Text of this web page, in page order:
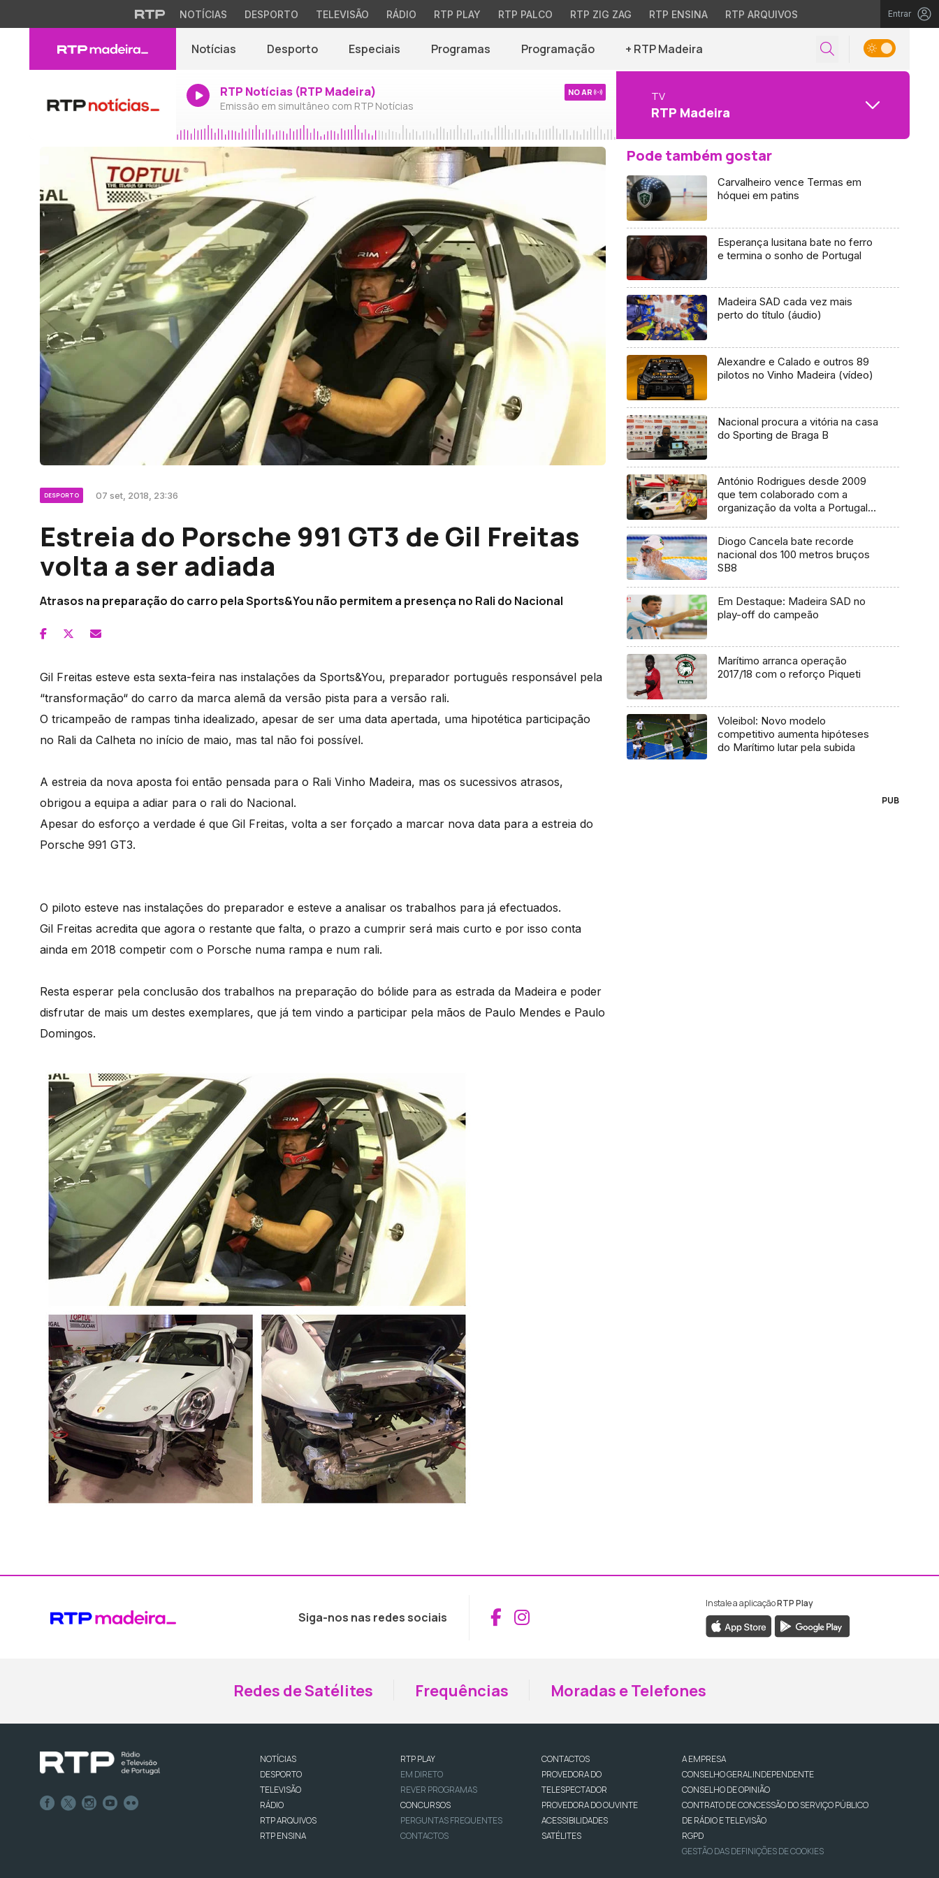
NOTÍCIAS DESPORTO TELEVISÃO RÁDIO RTP PLAY RTP PALCO RTP ZIG ZAG RTP ENSINA RTP ARQUIVOS Entrar
Notícias Desporto Especiais Programas Programação + RTP Madeira
RTP Notícias (RTP Madeira)
Emissão em simultâneo com RTP Notícias
NO AR TV
RTP Madeira
DESPORTO 07 set, 2018, 23:36
Estreia do Porsche 991 GT3 de Gil Freitas
volta a ser adiada
Atrasos na preparação do carro pela Sports&You não permitem a presença no Rali do Nacional
Gil Freitas esteve esta sexta-feira nas instalações da Sports&You, preparador português responsável pela
“transformação“ do carro da marca alemã da versão pista para a versão rali.
O tricampeão de rampas tinha idealizado, apesar de ser uma data apertada, uma hipotética participação
no Rali da Calheta no início de maio, mas tal não foi possível.
A estreia da nova aposta foi então pensada para o Rali Vinho Madeira, mas os sucessivos atrasos,
obrigou a equipa a adiar para o rali do Nacional.
Apesar do esforço a verdade é que Gil Freitas, volta a ser forçado a marcar nova data para a estreia do
Porsche 991 GT3.
O piloto esteve nas instalações do preparador e esteve a analisar os trabalhos para já efectuados.
Gil Freitas acredita que agora o restante que falta, o prazo a cumprir será mais curto e por isso conta
ainda em 2018 competir com o Porsche numa rampa e num rali.
Resta esperar pela conclusão dos trabalhos na preparação do bólide para as estrada da Madeira e poder
disfrutar de mais um destes exemplares, que já tem vindo a participar pela mãos de Paulo Mendes e Paulo
Domingos.
Pode também gostar
Carvalheiro vence Termas em
hóquei em patins
Esperança lusitana bate no ferro
e termina o sonho de Portugal
Madeira SAD cada vez mais
perto do título (áudio)
Alexandre e Calado e outros 89
pilotos no Vinho Madeira (vídeo)
Nacional procura a vitória na casa
do Sporting de Braga B
António Rodrigues desde 2009
que tem colaborado com a
organização da volta a Portugal
Diogo Cancela bate recorde
nacional dos 100 metros bruços
SB8
Em Destaque: Madeira SAD no
play-off do campeão
Marítimo arranca operação
2017/18 com o reforço Piqueti
Voleibol: Novo modelo
competitivo aumenta hipóteses
do Marítimo lutar pela subida
PUB
Siga-nos nas redes sociais Aceder ao Facebook da RTP Madeira
Aceder ao Instagram da RTP Madeira
Instale a aplicaçãoRTP Play
Redes de Satélites Frequências Moradas e Telefones
NOTÍCIAS
DESPORTO
TELEVISÃO
RÁDIO
RTP ARQUIVOS
RTP ENSINA
RTP PLAY
EM DIRETO
REVER PROGRAMAS
CONCURSOS
PERGUNTAS FREQUENTES
CONTACTOS
CONTACTOS
PROVEDORA DO
TELESPECTADOR
PROVEDORA DO OUVINTE
ACESSIBILIDADES
SATÉLITES
A EMPRESA
CONSELHO GERAL INDEPENDENTE
CONSELHO DE OPINIÃO
CONTRATO DE CONCESSÃO DO SERVIÇO PÚBLICO
DE RÁDIO E TELEVISÃO
RGPD
GESTÃO DAS DEFINIÇÕES DE COOKIES